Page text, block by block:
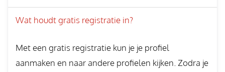
Wat houdt gratis registratie in?
Met een gratis registratie kun je je profiel
aanmaken en naar andere profielen kijken. Zodra je